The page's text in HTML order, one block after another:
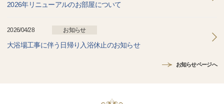
2026年リニューアルのお部屋について
2026/04/28 お知らせ
大浴場工事に伴う日帰り入浴休止のお知らせ
お知らせページへ